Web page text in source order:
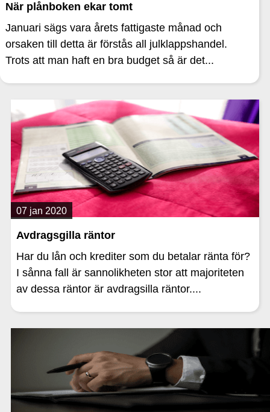
När plånboken ekar tomt
Januari sägs vara årets fattigaste månad och
orsaken till detta är förstås all julklappshandel.
Trots att man haft en bra budget så är det...
07 jan 2020
Avdragsgilla räntor
Har du lån och krediter som du betalar ränta för?
I sånna fall är sannolikheten stor att majoriteten
av dessa räntor är avdragsilla räntor....